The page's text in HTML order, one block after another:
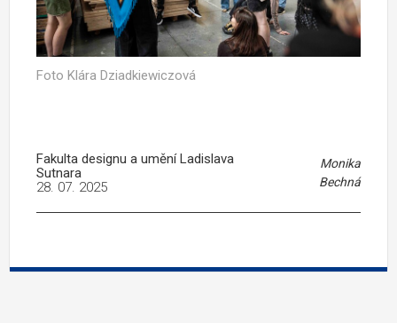
Foto Klára Dziadkiewiczová
Fakulta designu a umění Ladislava
Sutnara
Monika
Bechná
28. 07. 2025